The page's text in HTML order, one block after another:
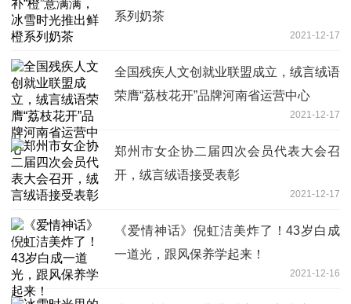
系列奶茶
2021-12-17
全国残疾人文创就业联盟成立，绒言绒语
荣膺“荔枝花开”品牌河南省运营中心
2021-12-17
郑州市女企协二届四次会员代表大会召
开，绒言绒语接受表彰
2021-12-17
《爱情神话》倪虹洁美炸了！43岁白成
一道光，跟风保养学起来！
2021-12-16